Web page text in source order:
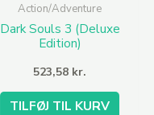
Action/Adventure
Dark Souls 3 (Deluxe
Edition)
523,58 kr.
TILFØJ TIL KURV